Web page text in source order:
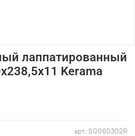
арт. SG060302R
лаппатированный
Kerama